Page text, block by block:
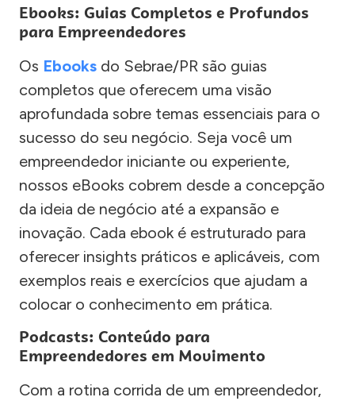
Ebooks: Guias Completos e Profundos
para Empreendedores
Os Ebooks do Sebrae/PR são guias
completos que oferecem uma visão
aprofundada sobre temas essenciais para o
sucesso do seu negócio. Seja você um
empreendedor iniciante ou experiente,
nossos eBooks cobrem desde a concepção
da ideia de negócio até a expansão e
inovação. Cada ebook é estruturado para
oferecer insights práticos e aplicáveis, com
exemplos reais e exercícios que ajudam a
colocar o conhecimento em prática.
Podcasts: Conteúdo para
Empreendedores em Movimento
Com a rotina corrida de um empreendedor,